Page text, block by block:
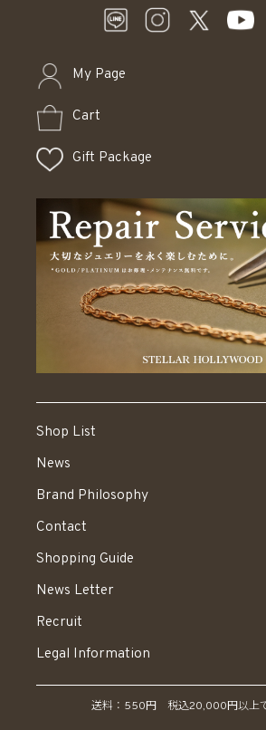
My Page
Cart
Gift Package
Shop List
News
Brand Philosophy
Contact
Shopping Guide
News Letter
Recruit
Legal Information
送料：550円 税込20,000円以上